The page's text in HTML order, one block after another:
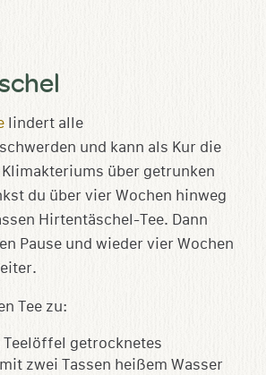
lindert alle
und kann als Kur die
über getrunken
du über vier Wochen hinweg
Hirtentäschel-Tee. Dann
Pause und wieder vier Wochen
Tee zu:
Teelöffel getrocknetes
zwei Tassen heißem Wasser